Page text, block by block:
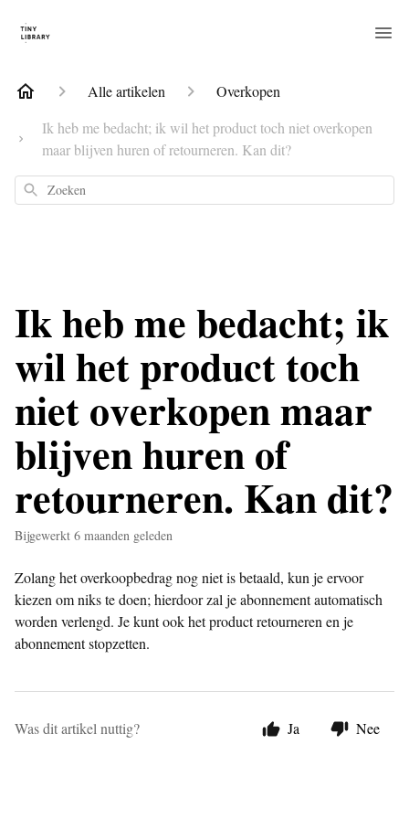
Alle artikelen
Overkopen
Ik heb me bedacht; ik wil het product toch niet overkopen
maar blijven huren of retourneren. Kan dit?
Zoeken
Ik heb me bedacht; ik
wil het product toch
niet overkopen maar
blijven huren of
retourneren. Kan dit?
Bijgewerkt 6 maanden geleden
Zolang het overkoopbedrag nog niet is betaald, kun je ervoor
kiezen om niks te doen; hierdoor zal je abonnement automatisch
worden verlengd. Je kunt ook het product retourneren en je
abonnement stopzetten.
Was dit artikel nuttig? Ja Nee